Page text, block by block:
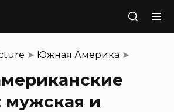
Поиск
➤ Южная Америка ➤
и